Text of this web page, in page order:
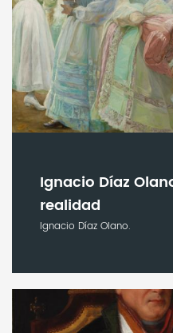
Ignacio Díaz
realidad
Ignacio Díaz Olano.